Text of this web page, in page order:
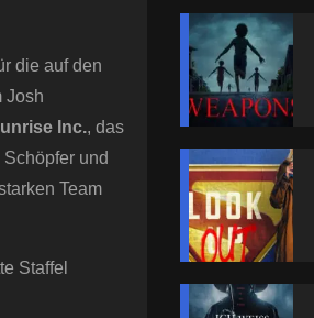
die auf den
Josh
Inc., das
Schöpfer und
Team
Staffel